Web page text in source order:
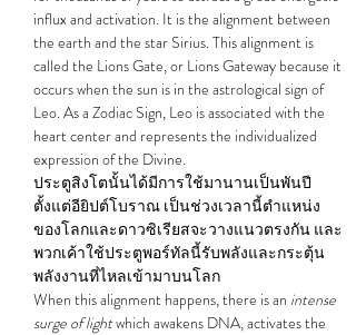
influx and activation. It is the alignment between
the earth and the star Sirius. This alignment is
called the Lions Gate, or Lions Gateway because it
occurs when the sun is in the astrological sign of
Leo. As a Zodiac Sign, Leo is associated with the
heart center and represents the individualized
expression of the Divine.
ประตูสิงโตนั้นได้มีการใช้มานานเป็นพันปี
ตั้งแต่อียิปต์โบราณ เป็นช่วงเวลานี้ตำแหน่ง
ของโลกและดาวซิเรียสจะวางแนวตรงกัน และ
พวกเค้าใช้ประตูพอร์ทัลนี้รับพลังและกระตุ้น
พลังงานที่ไหลเข้ามาบนโลก
When this alignment happens, there is an intense
surge of light which awakens DNA, activates the